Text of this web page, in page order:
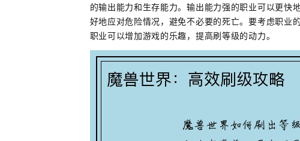
的输出能力和生存能力。输出能力强的职业可以更快
好地应对危险情况，避免不必要的死亡。要考虑职业
职业可以增加游戏的乐趣，提高刷等级的动力。